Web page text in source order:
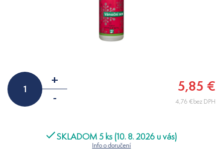
+
-
5,85 €
4,76 €bez DPH
SKLADOM 5 ks (10. 8. 2026 u vás)
Info o doručení